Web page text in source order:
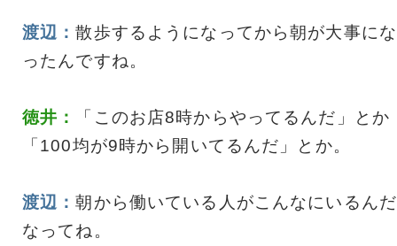
渡辺：散歩するようになってから朝が大事にな
ったんですね。
徳井：
「このお店8時からやってるんだ」とか
「100均が9時から開いてるんだ」とか。
渡辺：朝から働いている人がこんなにいるんだ
なってね。